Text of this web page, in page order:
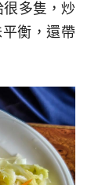
多隻，炒
衡，還帶